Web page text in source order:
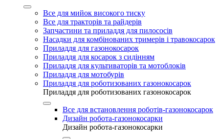
Все для мийок високого тиску
Все для тракторів та райдерів
Запчастини та приладдя для пилососів
Насадки для комбінованих тримерів і травокосарок
Приладдя для газонокосарок
Приладдя для косарок з сидінням
Приладдя для культиваторів та мотоблоків
Приладдя для мотобурів
Приладдя для роботизованих газонокосарок
Приладдя для роботизованих газонокосарок
Все для встановлення роботів-газонокосарок
Дизайн робота-газонокосарки
Дизайн робота-газонокосарки